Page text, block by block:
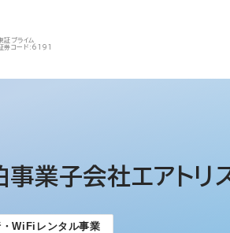
証プライム
券コード:6191
約束
スポ
事業子会社エアト
WiFiレンタル事業